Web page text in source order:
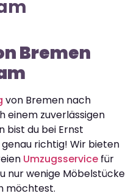
Bremen
von Bremen nach
einem zuverlässigen
bist du bei Ernst
richtig! Wir bieten
Umzugsservice für
nur wenige Möbelstücke
möchtest.